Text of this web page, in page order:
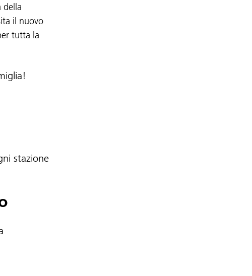
della
il nuovo
tutta la
stazione